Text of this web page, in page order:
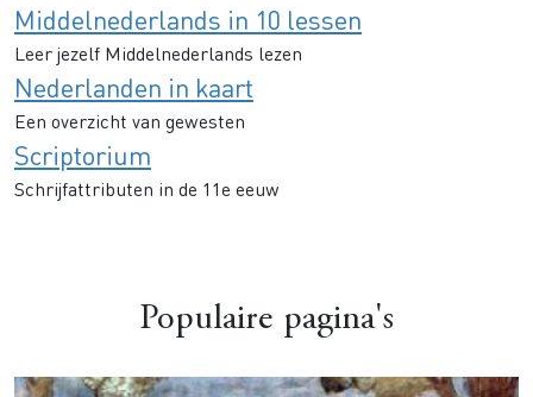
Middelnederlands in 10 lessen
Leer jezelf Middelnederlands lezen
Nederlanden in kaart
Een overzicht van gewesten
Scriptorium
Schrijfattributen in de 11e eeuw
Populaire pagina's